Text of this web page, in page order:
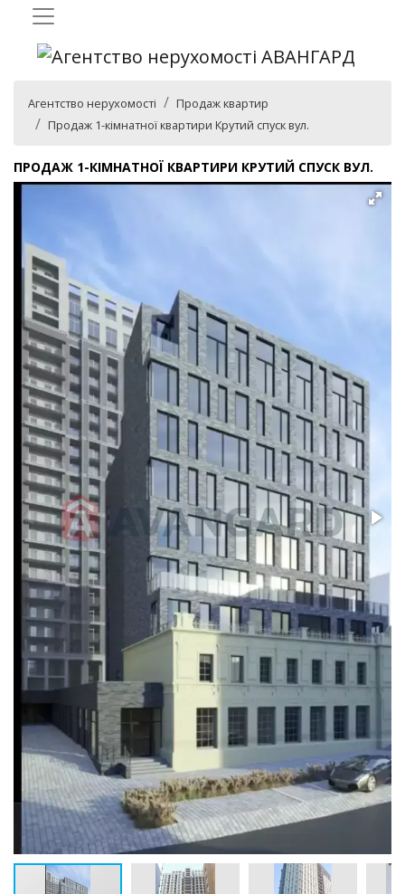
Агентство нерухомості
Продаж квартир
Продаж 1-кімнатної квартири Крутий спуск вул.
ПРОДАЖ 1-КІМНАТНОЇ КВАРТИРИ КРУТИЙ СПУСК ВУЛ.